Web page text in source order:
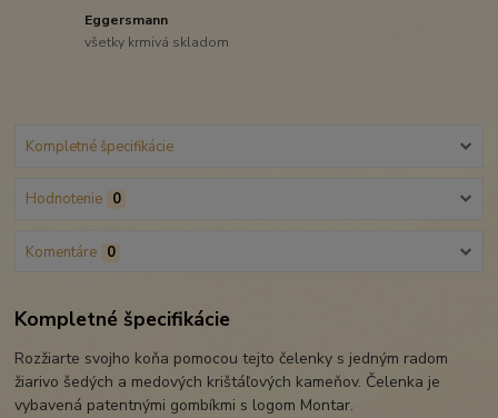
Eggersmann
všetky krmivá skladom
Kompletné špecifikácie
Hodnotenie 0
Komentáre 0
Kompletné špecifikácie
Rozžiarte svojho koňa pomocou tejto čelenky s jedným radom
žiarivo šedých a medových krištáľových kameňov. Čelenka je
vybavená patentnými gombíkmi s logom Montar.